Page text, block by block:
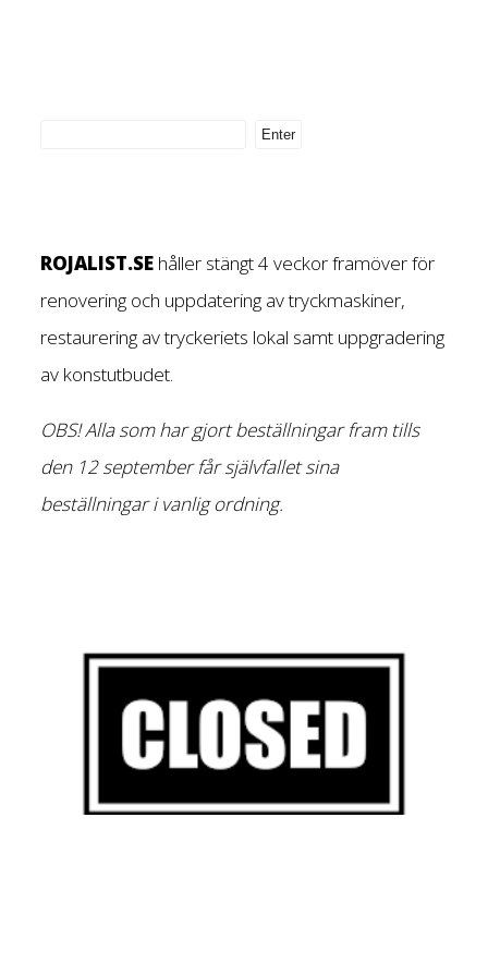
ROJALIST.SE håller stängt 4 veckor framöver för
renovering och uppdatering av tryckmaskiner,
restaurering av tryckeriets lokal samt uppgradering
av konstutbudet.
OBS! Alla som har gjort beställningar fram tills
den 12 september får självfallet sina
beställningar i vanlig ordning.